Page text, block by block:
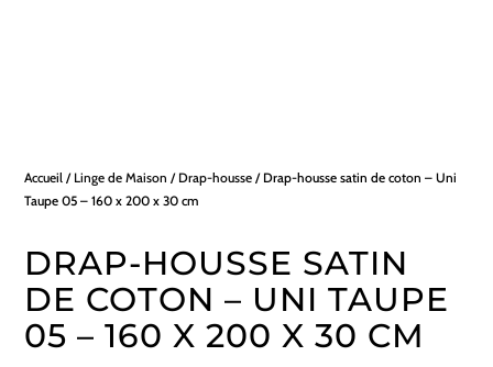
Accueil / Linge de Maison / Drap-housse / Drap-housse satin de coton – Uni
Taupe 05 – 160 x 200 x 30 cm
DRAP-HOUSSE SATIN
DE COTON – UNI TAUPE
05 – 160 X 200 X 30 CM